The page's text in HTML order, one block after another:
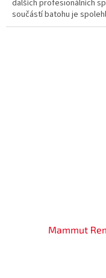
dalších profesionálních
součástí batohu je
Mammut